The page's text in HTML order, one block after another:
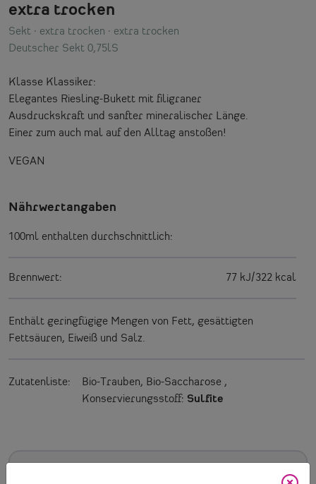
extra trocken
Sekt · extra trocken · extra trocken
Deutscher Sekt 0,75lS
Klasse Klassiker:
Elegantes Riesling-Bukett mit filigraner
Ausdruckskraft und sanfter mineralischer Länge.
Einer zum auch mal auf den Alltag anstoßen!
VEGAN
Nährwertangaben
100ml enthalten durchschnittlich:
Brennwert: 77 kJ/322 kcal
Enthält geringfügige Mengen von Fett, gesättigten
Fettsäuren, Eiweiß und Salz.
Zutatenliste: Bio-Trauben, Bio-Saccharose ,
Konservierungsstoff: Sulfite